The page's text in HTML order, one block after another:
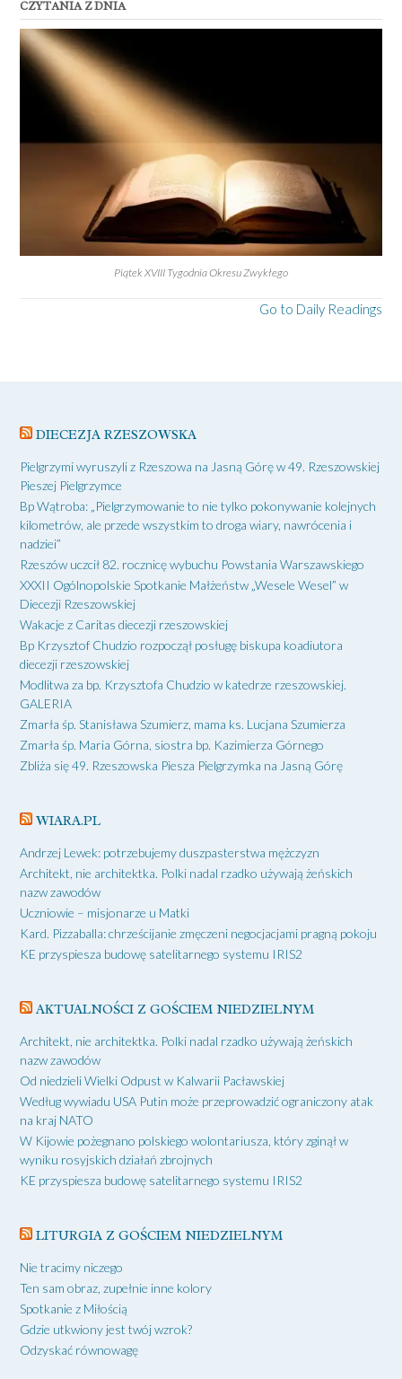
CZYTANIA Z DNIA
Piątek XVIII Tygodnia Okresu Zwykłego
Go to Daily Readings
DIECEZJA RZESZOWSKA
Pielgrzymi wyruszyli z Rzeszowa na Jasną Górę w 49. Rzeszowskiej
Pieszej Pielgrzymce
Bp Wątroba: „Pielgrzymowanie to nie tylko pokonywanie kolejnych
kilometrów, ale przede wszystkim to droga wiary, nawrócenia i
nadziei”
Rzeszów uczcił 82. rocznicę wybuchu Powstania Warszawskiego
XXXII Ogólnopolskie Spotkanie Małżeństw „Wesele Wesel” w
Diecezji Rzeszowskiej
Wakacje z Caritas diecezji rzeszowskiej
Bp Krzysztof Chudzio rozpoczął posługę biskupa koadiutora
diecezji rzeszowskiej
Modlitwa za bp. Krzysztofa Chudzio w katedrze rzeszowskiej.
GALERIA
Zmarła śp. Stanisława Szumierz, mama ks. Lucjana Szumierza
Zmarła śp. Maria Górna, siostra bp. Kazimierza Górnego
Zbliża się 49. Rzeszowska Piesza Pielgrzymka na Jasną Górę
WIARA.PL
Andrzej Lewek: potrzebujemy duszpasterstwa mężczyzn
Architekt, nie architektka. Polki nadal rzadko używają żeńskich
nazw zawodów
Uczniowie – misjonarze u Matki
Kard. Pizzaballa: chrześcijanie zmęczeni negocjacjami pragną pokoju
KE przyspiesza budowę satelitarnego systemu IRIS2
AKTUALNOŚCI Z GOŚCIEM NIEDZIELNYM
Architekt, nie architektka. Polki nadal rzadko używają żeńskich
nazw zawodów
Od niedzieli Wielki Odpust w Kalwarii Pacławskiej
Według wywiadu USA Putin może przeprowadzić ograniczony atak
na kraj NATO
W Kijowie pożegnano polskiego wolontariusza, który zginął w
wyniku rosyjskich działań zbrojnych
KE przyspiesza budowę satelitarnego systemu IRIS2
LITURGIA Z GOŚCIEM NIEDZIELNYM
Nie tracimy niczego
Ten sam obraz, zupełnie inne kolory
Spotkanie z Miłością
Gdzie utkwiony jest twój wzrok?
Odzyskać równowagę